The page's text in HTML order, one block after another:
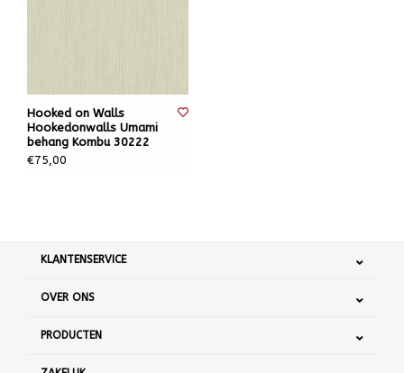
Hooked on Walls
Hookedonwalls Umami
behang Kombu 30222
€75,00
KLANTENSERVICE
OVER ONS
PRODUCTEN